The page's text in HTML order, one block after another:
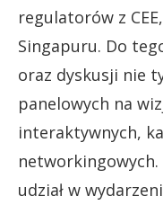
regulatorów z
Singapuru. Do
oraz dyskusji nie
panelowych na
interaktywnych,
networkingowych.
udział w